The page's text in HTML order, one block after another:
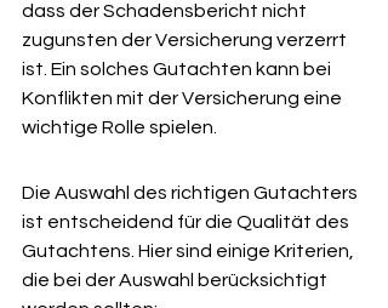
dass der Schadensbericht nicht
zugunsten der Versicherung verzerrt
ist. Ein solches Gutachten kann bei
Konflikten mit der Versicherung eine
wichtige Rolle spielen.
Die Auswahl des richtigen Gutachters
ist entscheidend für die Qualität des
Gutachtens. Hier sind einige Kriterien,
die bei der Auswahl berücksichtigt